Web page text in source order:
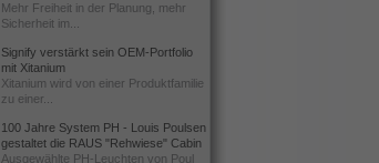
Mehr Freiheit in der Planung, mehr
Sicherheit im...
Signify verstärkt sein OEM-Portfolio
mit Xitanium
Xitanium wird von einer Produktfamilie
zu einer...
100 Jahre System PH - Louis Poulsen
gestaltet die RAUS "Rehwiese" Cabin
Ausgewählte PH-Leuchten von Poul